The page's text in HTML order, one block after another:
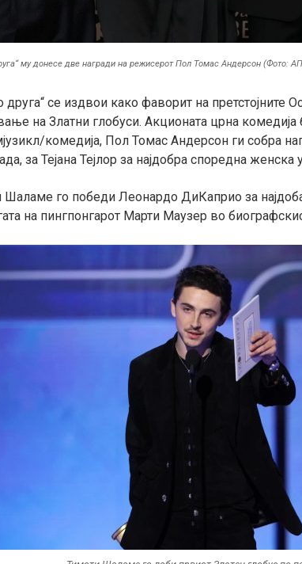
му донесе две награди на режисерот Пол Томас Андерсон (Фото:
друга“ се издвои како фаворит на претстојните
на Златни глобуси. Акционата црна
комедија, Пол Томас Андерсон ги собра
за Тејана Тејлор за најдобра споредна женска
го победи Леонардо ДиКаприо за
на пингпонгарот Марти Маузер во